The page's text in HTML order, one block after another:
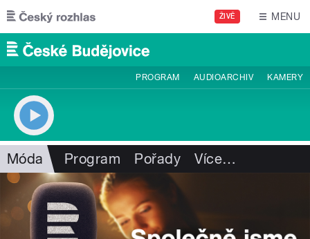
Přejít k hlavnímu obsahu
ŽIVĚ MENU
PROGRAM AUDIOARCHIV KAMERY
Móda Program Pořady Více…